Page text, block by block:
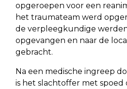
opgeroepen voor een
het traumateam werd
de verpleegkundige
opgevangen en naar de
gebracht.
Na een medische ingreep
is het slachtoffer met